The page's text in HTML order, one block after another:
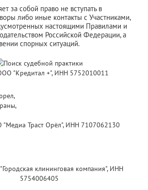
за собой право не вступать в
либо иные контакты с Участниками,
настоящими Правилами и
Российской Федерации, а
спорных ситуаций.
"Кредитал +", ИНН 5752010011
"Медиа Траст Орёл", ИНН 7107062130
клининговая компания", ИНН
5754006405